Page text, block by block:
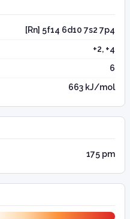
[Rn] 5f14 6d10 7s2 7p4
+2, +4
6
663 kJ/mol
175 pm